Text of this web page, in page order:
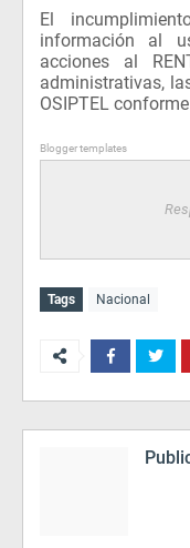
El
información al
acciones al
administrativas,
OSIPTEL
Blogger templates
Tags Nacional